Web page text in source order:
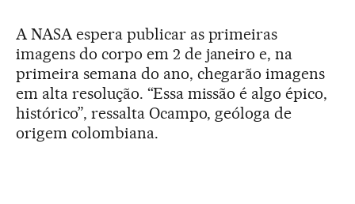
A NASA espera publicar as primeiras
imagens do corpo em 2 de janeiro e, na
primeira semana do ano, chegarão imagens
em alta resolução. “Essa missão é algo épico,
histórico”, ressalta Ocampo, geóloga de
origem colombiana.